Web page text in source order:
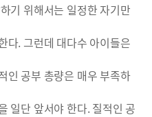
기 위해서는 일정한 자기만
다. 그런데 대다수 아이들은
인 공부 총량은 매우 부족하
일단 앞서야 한다. 질적인 공